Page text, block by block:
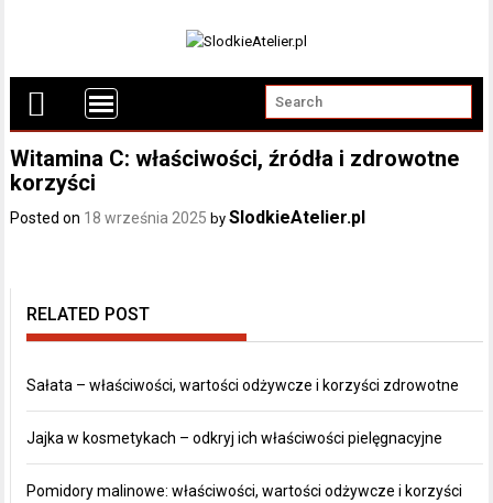
Witamina C: właściwości, źródła i zdrowotne
korzyści
Posted on 18 września 2025 bySlodkieAtelier.pl
RELATED POST
Sałata – właściwości, wartości odżywcze i korzyści zdrowotne
Jajka w kosmetykach – odkryj ich właściwości pielęgnacyjne
Pomidory malinowe: właściwości, wartości odżywcze i korzyści